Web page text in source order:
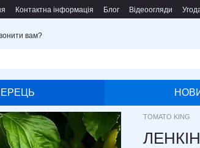
Контактна інформація Блог Відеоогляди
вам?
TOMATO KING